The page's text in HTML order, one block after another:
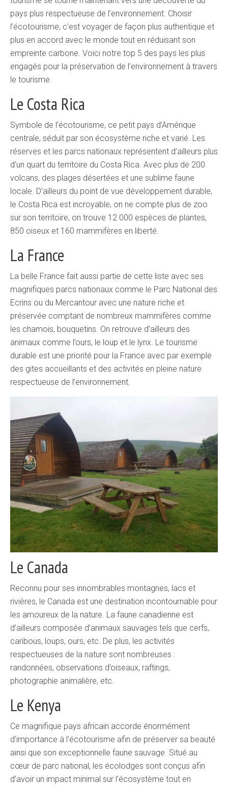
pays plus respectueuse de l’environnement. Choisir
l’écotourisme, c’est voyager de façon plus authentique et
plus en accord avec le monde tout en réduisant son
empreinte carbone. Voici notre top 5 des pays les plus
engagés pour la préservation de l’environnement à travers
le tourisme.
Le Costa Rica
Symbole de l’écotourisme, ce petit pays d’Amérique
centrale, séduit par son écosystème riche et varié. Les
réserves et les parcs nationaux représentent d’ailleurs plus
d’un quart du territoire du Costa Rica. Avec plus de 200
volcans, des plages désertées et une sublime faune
locale. D’ailleurs du point de vue développement durable,
le Costa Rica est incroyable, on ne compte plus de zoo
sur son territoire, on trouve 12 000 espèces de plantes,
850 oiseux et 160 mammifères en liberté.
La France
La belle France fait aussi partie de cette liste avec ses
magnifiques parcs nationaux comme le Parc National des
Ecrins ou du Mercantour avec une nature riche et
préservée comptant de nombreux mammifères comme
les chamois, bouquetins. On retrouve d’ailleurs des
animaux comme l’ours, le loup et le lynx. Le tourisme
durable est une priorité pour la France avec par exemple
des gites accueillants et des activités en pleine nature
respectueuse de l’environnement.
Le Canada
Reconnu pour ses innombrables montagnes, lacs et
rivières, le Canada est une destination incontournable pour
les amoureux de la nature. La faune canadienne est
d’ailleurs composée d’animaux sauvages tels que cerfs,
caribous, loups, ours, etc. De plus, les activités
respectueuses de la nature sont nombreuses :
randonnées, observations d’oiseaux, raftings,
photographie animalière, etc.
Le Kenya
Ce magnifique pays africain accorde énormément
d’importance à l’écotourisme afin de préserver sa beauté
ainsi que son exceptionnelle faune sauvage. Situé au
cœur de parc national, les écolodges sont conçus afin
d’avoir un impact minimal sur l’écosystème tout en